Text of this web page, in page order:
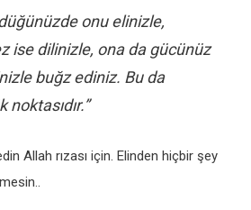
onu elinizle,
ise dilinizle, ona da gücünüz
buğz ediniz. Bu da
noktasıdır.”
Allah rızası için. Elinden hiçbir şey